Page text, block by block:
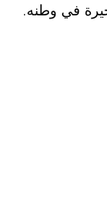
في وطنه.